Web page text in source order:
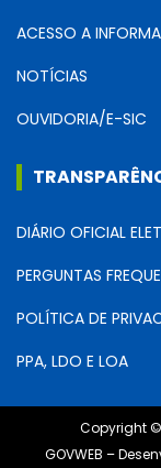
ACESSO A
NOTÍCIAS
OUVIDORIA/E-SIC
DIÁRIO OFICIAL
PERGUNTAS
POLÍTICA DE
PPA, LDO E LOA
Copyright ©
GOVWEB –